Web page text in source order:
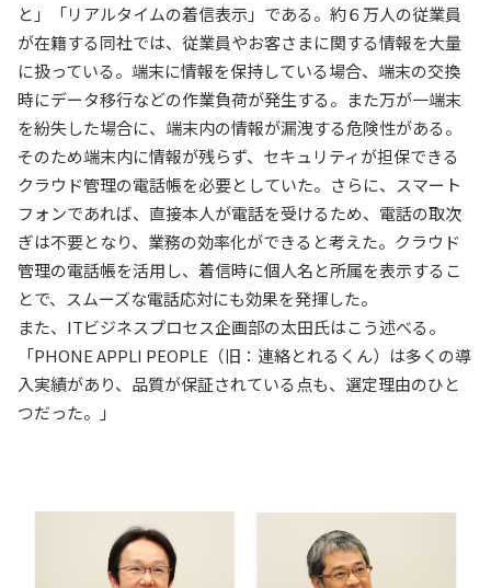
と」「リアルタイムの着信表示」である。約６万人の従業員
が在籍する同社では、従業員やお客さまに関する情報を大量
に扱っている。端末に情報を保持している場合、端末の交換
時にデータ移行などの作業負荷が発生する。また万が一端末
を紛失した場合に、端末内の情報が漏洩する危険性がある。
そのため端末内に情報が残らず、セキュリティが担保できる
クラウド管理の電話帳を必要としていた。さらに、スマート
フォンであれば、直接本人が電話を受けるため、電話の取次
ぎは不要となり、業務の効率化ができると考えた。クラウド
管理の電話帳を活用し、着信時に個人名と所属を表示するこ
とで、スムーズな電話応対にも効果を発揮した。
また、ITビジネスプロセス企画部の太田氏はこう述べる。
「PHONE APPLI PEOPLE（旧：連絡とれるくん）は多くの導
入実績があり、品質が保証されている点も、選定理由のひと
つだった。」